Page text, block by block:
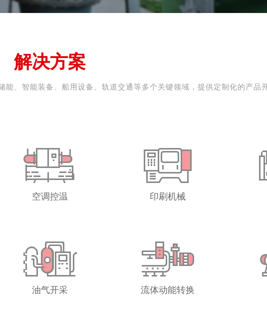
解决方案
、智能装备、船用设备、轨道交通等多个关键领域，提供定制化的产品
空调控温 印刷机械
油气开采 流体动能转换